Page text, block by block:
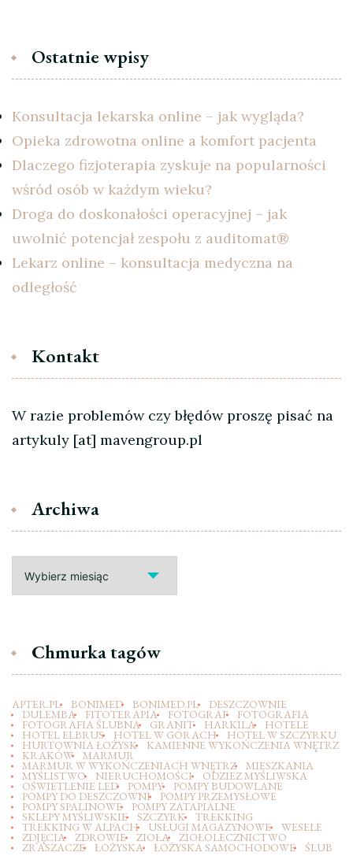
Ostatnie wpisy
Konsultacja lekarska online – jak wygląda?
Opieka zdrowotna online a komfort pacjenta
Dlaczego fizjoterapia zyskuje na popularności
wśród osób w każdym wieku?
Droga do doskonałości operacyjnej – jak
uwolnić potencjał zespołu z auditomat®
Lekarz online – konsultacja medyczna na
odległość
Kontakt
W razie problemów czy błędów proszę pisać na
artykuly [at] mavengroup.pl
Archiwa
Chmurka tagów
APTER.PL BONIMED BONIMED.PL DESZCZOWNIE
DULEMBA FITOTERAPIA FOTOGRAF FOTOGRAFIA
FOTOGRAFIA ŚLUBNA GRANIT HARKILA HOTELE
HOTEL ELBRUS HOTEL W GÓRACH HOTEL W SZCZYRKU
HURTOWNIA ŁOŻYSK KAMIENNE WYKOŃCZENIA WNĘTRZ
KRAKÓW MARMUR
MARMUR W WYKOŃCZENIACH WNĘTRZ MIESZKANIA
MYŚLISTWO NIERUCHOMOŚCI ODZIEZ MYŚLIWSKA
OŚWIETLENIE LED POMPY POMPY BUDOWLANE
POMPY DO DESZCZOWNI POMPY PRZEMYSŁOWE
POMPY SPALINOWE POMPY ZATAPIALNE
SKLEPY MYŚLIWSKIE SZCZYRK TREKKING
TREKKING W ALPACH USŁUGI MAGAZYNOWE WESELE
ZDJĘCIA ZDROWIE ZIOŁA ZIOŁOLECZNICTWO
ZRASZACZE ŁOŻYSKA ŁOŻYSKA SAMOCHODOWE ŚLUB